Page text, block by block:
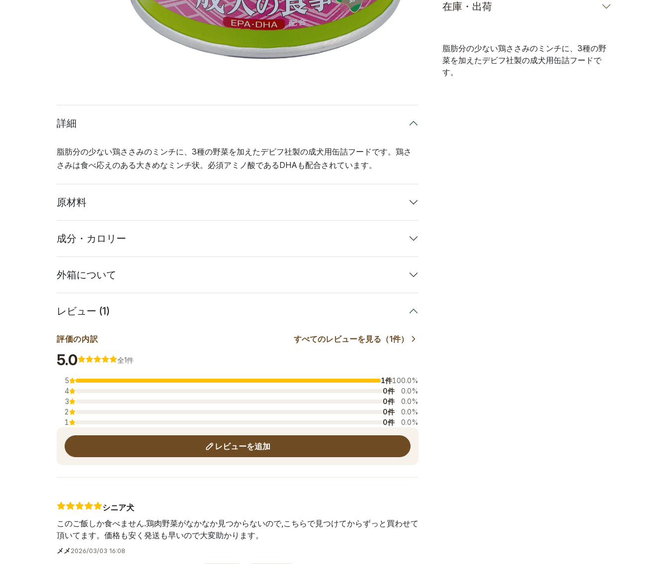
在庫・出荷
脂肪分の少ない鶏ささみのミンチに、3種の野
菜を加えたデビフ社製の成犬用缶詰フードで
す。
詳細
脂肪分の少ない鶏ささみのミンチに、3種の野菜を加えたデビフ社製の成犬用缶詰フードです。鶏さ
さみは食べ応えのある大きめなミンチ状。必須アミノ酸であるDHAも配合されています。
原材料
成分・カロリー
外箱について
レビュー (1)
評価の内訳 すべてのレビューを見る（1件）
平均評価
5.0 全1件
5 1件100.0%
4
0件
0.0%
3
0件
0.0%
2
0件
0.0%
1
0件 0.0%
レビューを追加
シニア犬
このご飯しか食べません.鶏肉野菜がなかなか見つからないので,こちらで見つけてからずっと買わせて
頂いてます。価格も安く発送も早いので大変助かります。
メメ 2026/03/03 16:08